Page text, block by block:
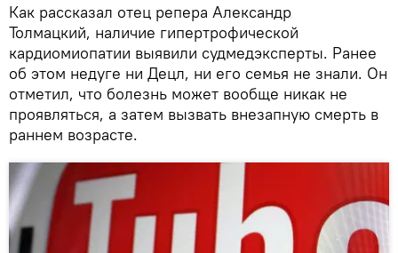
Как рассказал отец репера Александр
Толмацкий, наличие гипертрофической
кардиомиопатии выявили судмедэксперты. Ранее
об этом недуге ни Децл, ни его семья не знали. Он
отметил, что болезнь может вообще никак не
проявляться, а затем вызвать внезапную смерть в
раннем возрасте.